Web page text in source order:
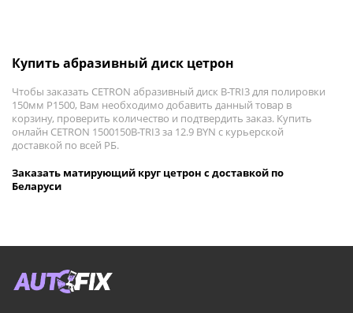
Купить абразивный диск цетрон
Чтобы заказать CETRON абразивный диск B-TRI3 для полировки
150мм P1500, Вам необходимо добавить данный товар в
корзину, проверить количество и подтвердить заказ. Купить
онлайн CETRON 1500150B-TRI3 за 12.9 BYN с курьерской
доставкой по всей РБ.
Заказать матирующий круг цетрон с доставкой по
Беларуси